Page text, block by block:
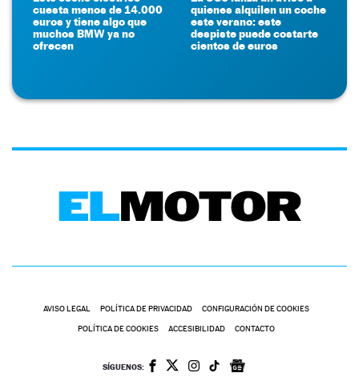
cuesta menos de 14.000
euros y tiene algo que
muchos BMW ya no
ofrecen
quienes alquilen un coche
este verano: este
despiste puede costarte
cientos de euros
AVISO LEGAL POLÍTICA DE PRIVACIDAD CONFIGURACIÓN DE COOKIES
POLÍTICA DE COOKIES ACCESIBILIDAD CONTACTO
SÍGUENOS: